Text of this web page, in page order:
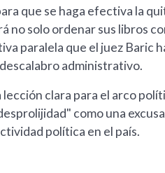
que se haga efectiva la
no solo ordenar sus libros
paralela que el juez Baric
administrativo.
clara para el arco
como una
política en el país.